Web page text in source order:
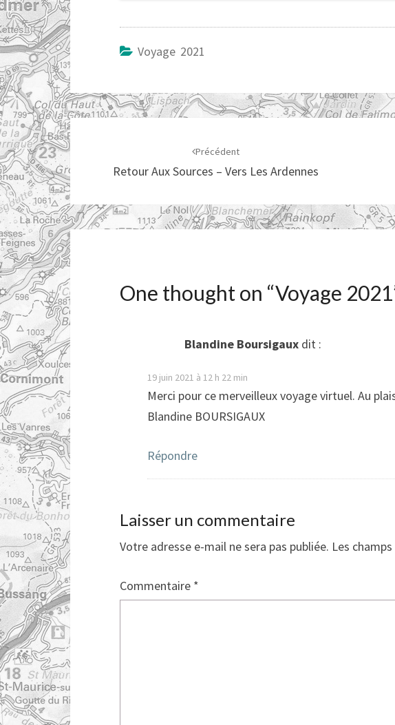
Voyage 2021
Navigation
d'article
Précédent
Retour Aux Sources – Vers Les Ardennes
One thought on “Voyage 2021
Blandine Boursigaux dit :
19 juin 2021 à 12 h 22 min
Merci pour ce merveilleux voyage virtuel. Au
Blandine BOURSIGAUX
Répondre
Laisser un commentaire
Votre adresse e-mail ne sera pas publiée. Les
Commentaire *